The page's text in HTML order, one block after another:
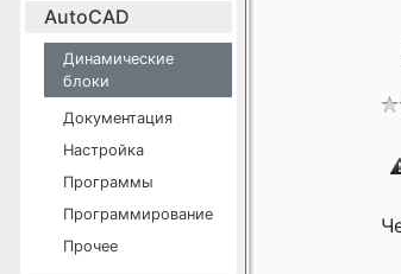
AutoCAD
Динамические
блоки
Документация
Настройка
Программы
Программирование
Прочее